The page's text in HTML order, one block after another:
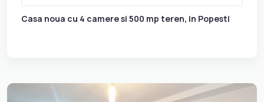
Casa noua cu 4 camere si 500 mp teren, in Popesti